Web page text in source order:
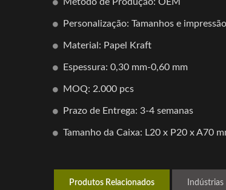
Personalização: Tamanhos e
Material: Papel Kraft
Espessura: 0,30 mm-0,60 mm
MOQ: 2.000 pcs
Prazo de Entrega: 3-4 semanas
Tamanho da Caixa: L20 x P20 x A70
Produtos Relacionados Indústrias